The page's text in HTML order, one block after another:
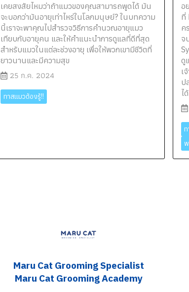
เคยสงสัยไหมว่าถ้าแมวของคุณสามารถพูดได้ มัน
จะบอกว่ามันอายุเท่าไหร่ในโลกมนุษย์? ในบทความ
นี้เราจะพาคุณไปสำรวจวิธีการคำนวณอายุแมว
เทียบกับอายุคน และให้คำแนะนำการดูแลที่ดีที่สุด
สำหรับแมวในแต่ละช่วงอายุ เพื่อให้พวกเขามีชีวิตที่
ยาวนานและมีความสุข
25 ก.ค. 2024
ทาสแมวต้องรู้!!
อ
ที่
ค
จ
ดู
เ
ป
ไ
Maru Cat Grooming Specialist
Maru Cat Grooming Academy